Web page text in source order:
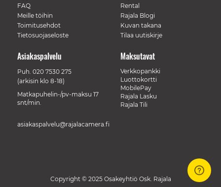
FAQ
Meille töihin
Toimitusehdot
Tietosuojaseloste
Rental
Rajala Blogi
Kuvan takana
Tilaa uutiskirje
Maksutavat
Verkkopankki
Luottokortti
MobilePay
Rajala Lasku
Rajala Tili
Asiakaspalvelu
Puh. 020 7530 275
(arkisin klo 8-18)
Matkapuhelin-/pv-maksu 17
snt/min.
asiakaspalvelu@rajalacamera.fi
Copyright © 2025 Osakeyhtiö Osk. Rajala